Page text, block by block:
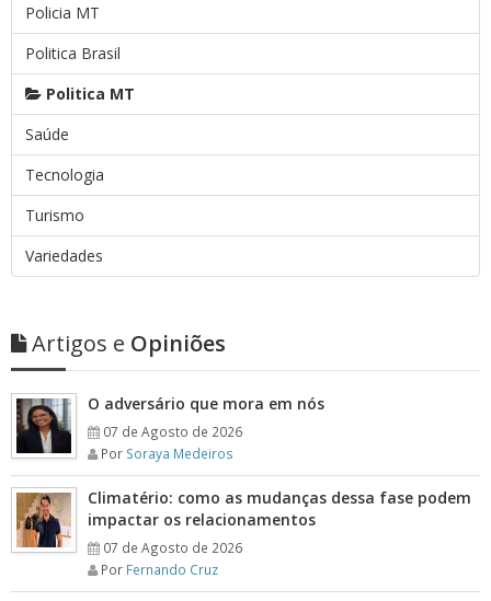
Policia MT
Politica Brasil
Politica MT
Saúde
Tecnologia
Turismo
Variedades
Artigos e Opiniões
O adversário que mora em nós
07 de Agosto de 2026
Por Soraya Medeiros
Climatério: como as mudanças dessa fase podem
impactar os relacionamentos
07 de Agosto de 2026
Por Fernando Cruz